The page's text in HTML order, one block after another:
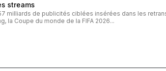
streams
milliards de publicités ciblées insérées dans les
la Coupe du monde de la FIFA 2026...